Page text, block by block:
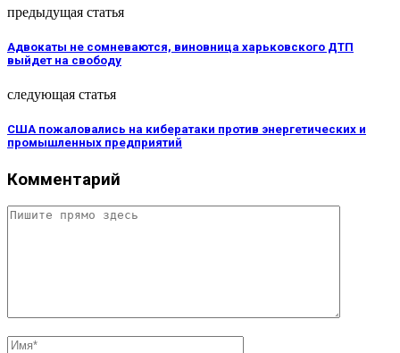
предыдущая статья
Адвокаты не сомневаются, виновница харьковского ДТП
выйдет на свободу
следующая статья
США пожаловались на кибератаки против энергетических и
промышленных предприятий
Комментарий